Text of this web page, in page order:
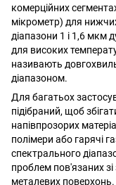
комерційних
мікрометр) для
діапазони 1 і 1,6 мкм
для високих
називають
діапазоном.
Для багатьох
підібраний, щоб
напівпрозорих
полімери або гарячі
спектрального
проблем пов'язаних
металевих поверхонь.